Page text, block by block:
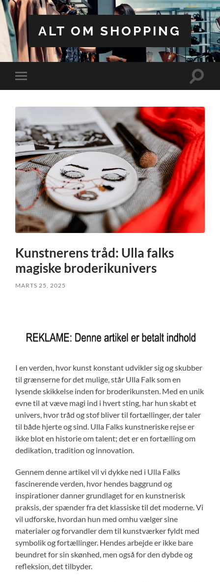
ALT OM SHOPPING
Toggle
mobile
Toggle
Kunstnerens tråd: Ulla falks
magiske broderikunivers
MARTS 25, 2025
I en verden, hvor kunst konstant udvikler sig og skubber
til grænserne for det mulige, står Ulla Falk som en
lysende skikkelse inden for broderikunsten. Med en unik
evne til at væve magi ind i hvert sting, har hun skabt et
univers, hvor tråd og stof bliver til fortællinger, der taler
til både hjerte og sind. Ulla Falks kunstneriske rejse er
ikke blot en historie om talent; det er en fortælling om
dedikation, tradition og innovation.
Gennem denne artikel vil vi dykke ned i Ulla Falks
fascinerende verden, hvor hendes baggrund og
inspirationer danner grundlaget for en kunstnerisk
praksis, der spænder fra det klassiske til det moderne. Vi
vil udforske, hvordan hun med omhu vælger sine
materialer og forvandler dem til kunstværker fyldt med
symbolik og fortællinger. Hendes arbejde er ikke bare
beundret for sin skønhed, men også for den dybde og
refleksion, det tilbyder.